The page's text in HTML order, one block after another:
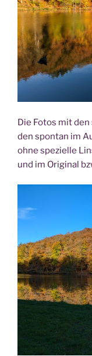
Die Fotos mit
den spon­tan im
ohne spe­zi­el­le
und im Ori­gi­nal